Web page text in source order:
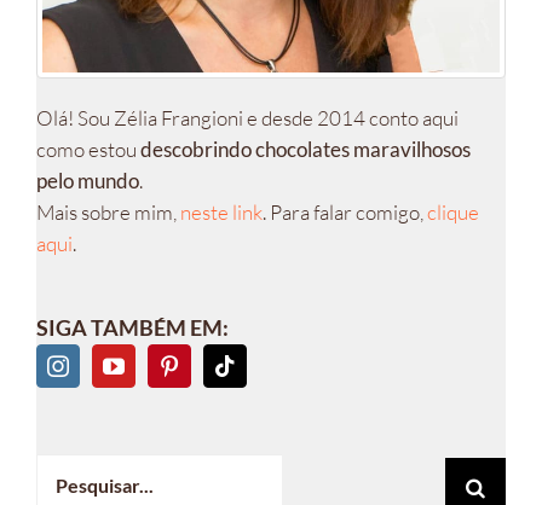
Olá! Sou Zélia Frangioni e desde 2014 conto aqui
como estoudescobrindo chocolates maravilhosos
pelo mundo.
Mais sobre mim, neste link. Para falar comigo, clique
aqui.
SIGA TAMBÉM EM: